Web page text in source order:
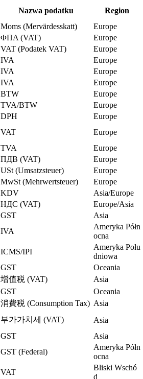
Nazwa podatku
Region
Moms (Mervärdesskatt)
Europe
ΦΠΑ (VAT)
Europe
VAT (Podatek VAT)
Europe
IVA
Europe
IVA
Europe
IVA
Europe
BTW
Europe
TVA/BTW
Europe
DPH
Europe
VAT
Europe
TVA
Europe
ПДВ (VAT)
Europe
USt (Umsatzsteuer)
Europe
MwSt (Mehrwertsteuer)
Europe
KDV
Asia/Europe
НДС (VAT)
Europe/Asia
GST
Asia
IVA
Ameryka Półn
ocna
ICMS/IPI
Ameryka Połu
dniowa
GST
Oceania
增值税 (VAT)
Asia
GST
Oceania
消費税 (Consumption Tax) Asia
부가가치세 (VAT)
Asia
GST
Asia
GST (Federal)
Ameryka Półn
ocna
VAT
Bliski Wschó
d